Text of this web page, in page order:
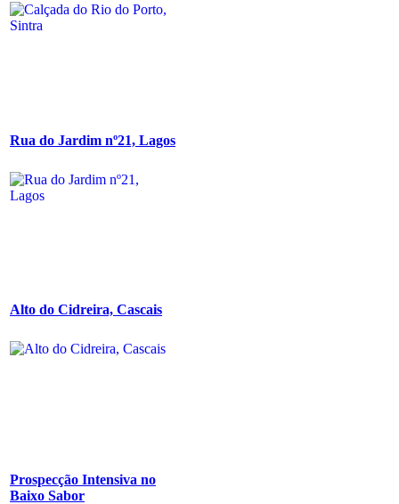
Rua do Jardim nº21, Lagos
Alto do Cidreira, Cascais
Prospecção Intensiva no
Baixo Sabor